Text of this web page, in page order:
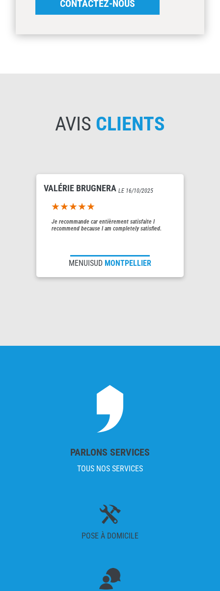
CONTACTEZ-NOUS
AVIS CLIENTS
VALÉRIE BRUGNERA LE 16/10/2025
5out of 5
Je recommande car entièrement satisfaite I
recommend because I am completely satisfied.
MENUISUD MONTPELLIER
PARLONS SERVICES
TOUS NOS SERVICES
POSE À DOMICILE